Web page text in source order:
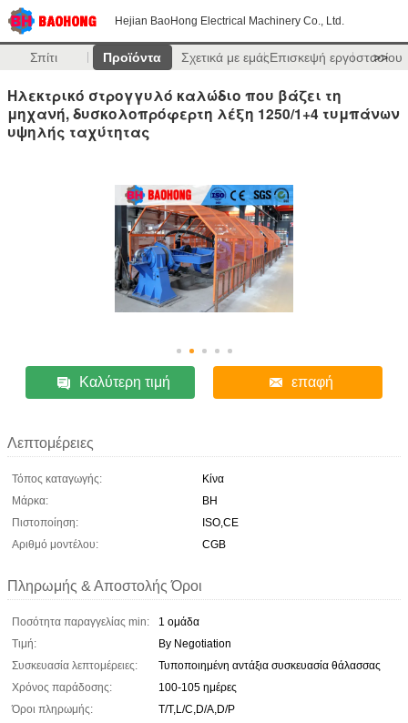
Hejian BaoHong Electrical Machinery Co., Ltd.
Σπίτι Προϊόντα Σχετικά με εμάςΕπισκεψή εργοστασίου
>>
Ηλεκτρικό στρογγυλό καλώδιο που βάζει τη
μηχανή, δυσκολοπρόφερτη λέξη 1250/1+4 τυμπάνων
υψηλής ταχύτητας
Καλύτερη τιμή επαφή
Λεπτομέρειες
Τόπος καταγωγής:
Κίνα
Μάρκα:
BH
Πιστοποίηση:
ISO,CE
Αριθμό μοντέλου:
CGB
Πληρωμής & Αποστολής Όροι
Ποσότητα παραγγελίας min:
1 ομάδα
Τιμή:
By Negotiation
Συσκευασία λεπτομέρειες:
Τυποποιημένη αντάξια συσκευασία θάλασσας
Χρόνος παράδοσης:
100-105 ημέρες
Όροι πληρωμής:
T/T,L/C,D/A,D/P